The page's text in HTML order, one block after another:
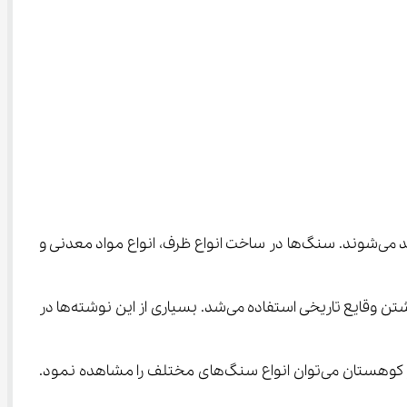
یکی از منابع مهم روی کره‌ی خاکی، سنگ‌ها هستند. بسیاری از ساخته‌های دست بشر از گذشته تا کنون با استفاده از سنگ‌ها تولید می‌شوند. سنگ‌ها در ساخت انواع ظرف، انواع مواد معدنی و
با تصویری از سنگ نوشته‌های باستانی آغاز می‌شود. در گذشته‌های دور به جای کاغذ از سنگ برای نوشتن وقایع تاریخی استفاده می‌شد. بسیاری از این نوشته‌ها در
دانش‌آموزان در ادامه درس سنگ ها علوم چهارم برای تهیه‌ی نمونه سنگ‌های مختلف همراه معلم خود، به کوهستان می‌روند. در کوهستان می‌توان انواع سنگ‌های مختلف را مشاهده نمود.